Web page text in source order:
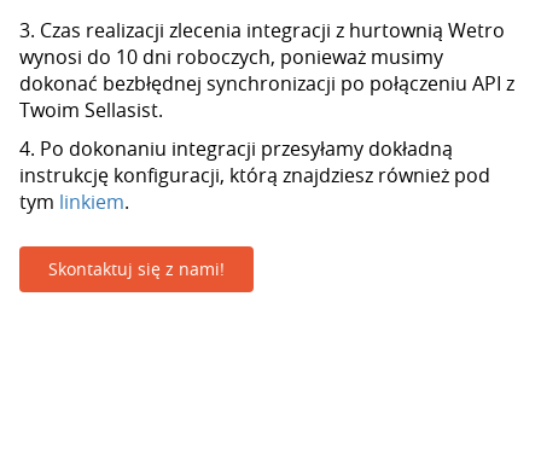
3. Czas realizacji zlecenia integracji z hurtownią Wetro
wynosi do 10 dni roboczych, ponieważ musimy
dokonać bezbłędnej synchronizacji po połączeniu API z
Twoim Sellasist.
4. Po dokonaniu integracji przesyłamy dokładną
instrukcję konfiguracji, którą znajdziesz również pod
tym linkiem.
Skontaktuj się z nami!